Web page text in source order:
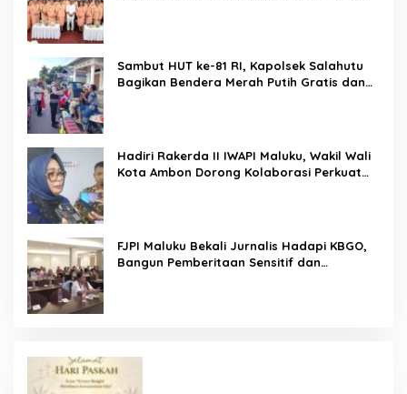
Sambut HUT ke-81 RI, Kapolsek Salahutu
Bagikan Bendera Merah Putih Gratis dan
Hadiri Rakerda II IWAPI Maluku, Wakil Wali
Kota Ambon Dorong Kolaborasi Perkuat
FJPI Maluku Bekali Jurnalis Hadapi KBGO,
Bangun Pemberitaan Sensitif dan